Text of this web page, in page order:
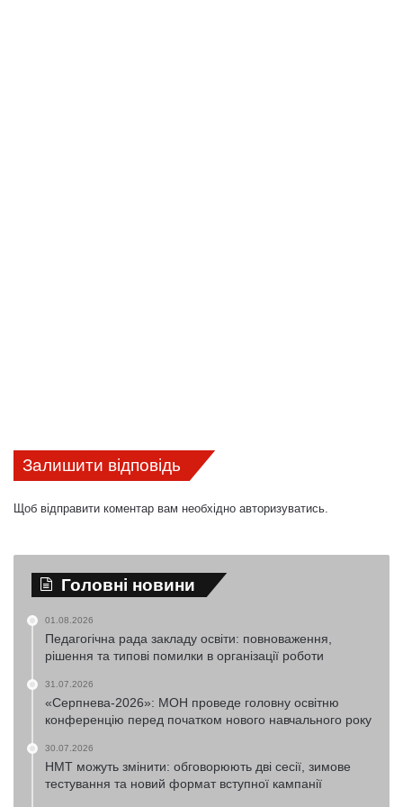
Залишити відповідь
Щоб відправити коментар вам необхідно авторизуватись.
Головні новини
01.08.2026
Педагогічна рада закладу освіти: повноваження,
рішення та типові помилки в організації роботи
31.07.2026
«Серпнева-2026»: МОН проведе головну освітню
конференцію перед початком нового навчального року
30.07.2026
НМТ можуть змінити: обговорюють дві сесії, зимове
тестування та новий формат вступної кампанії